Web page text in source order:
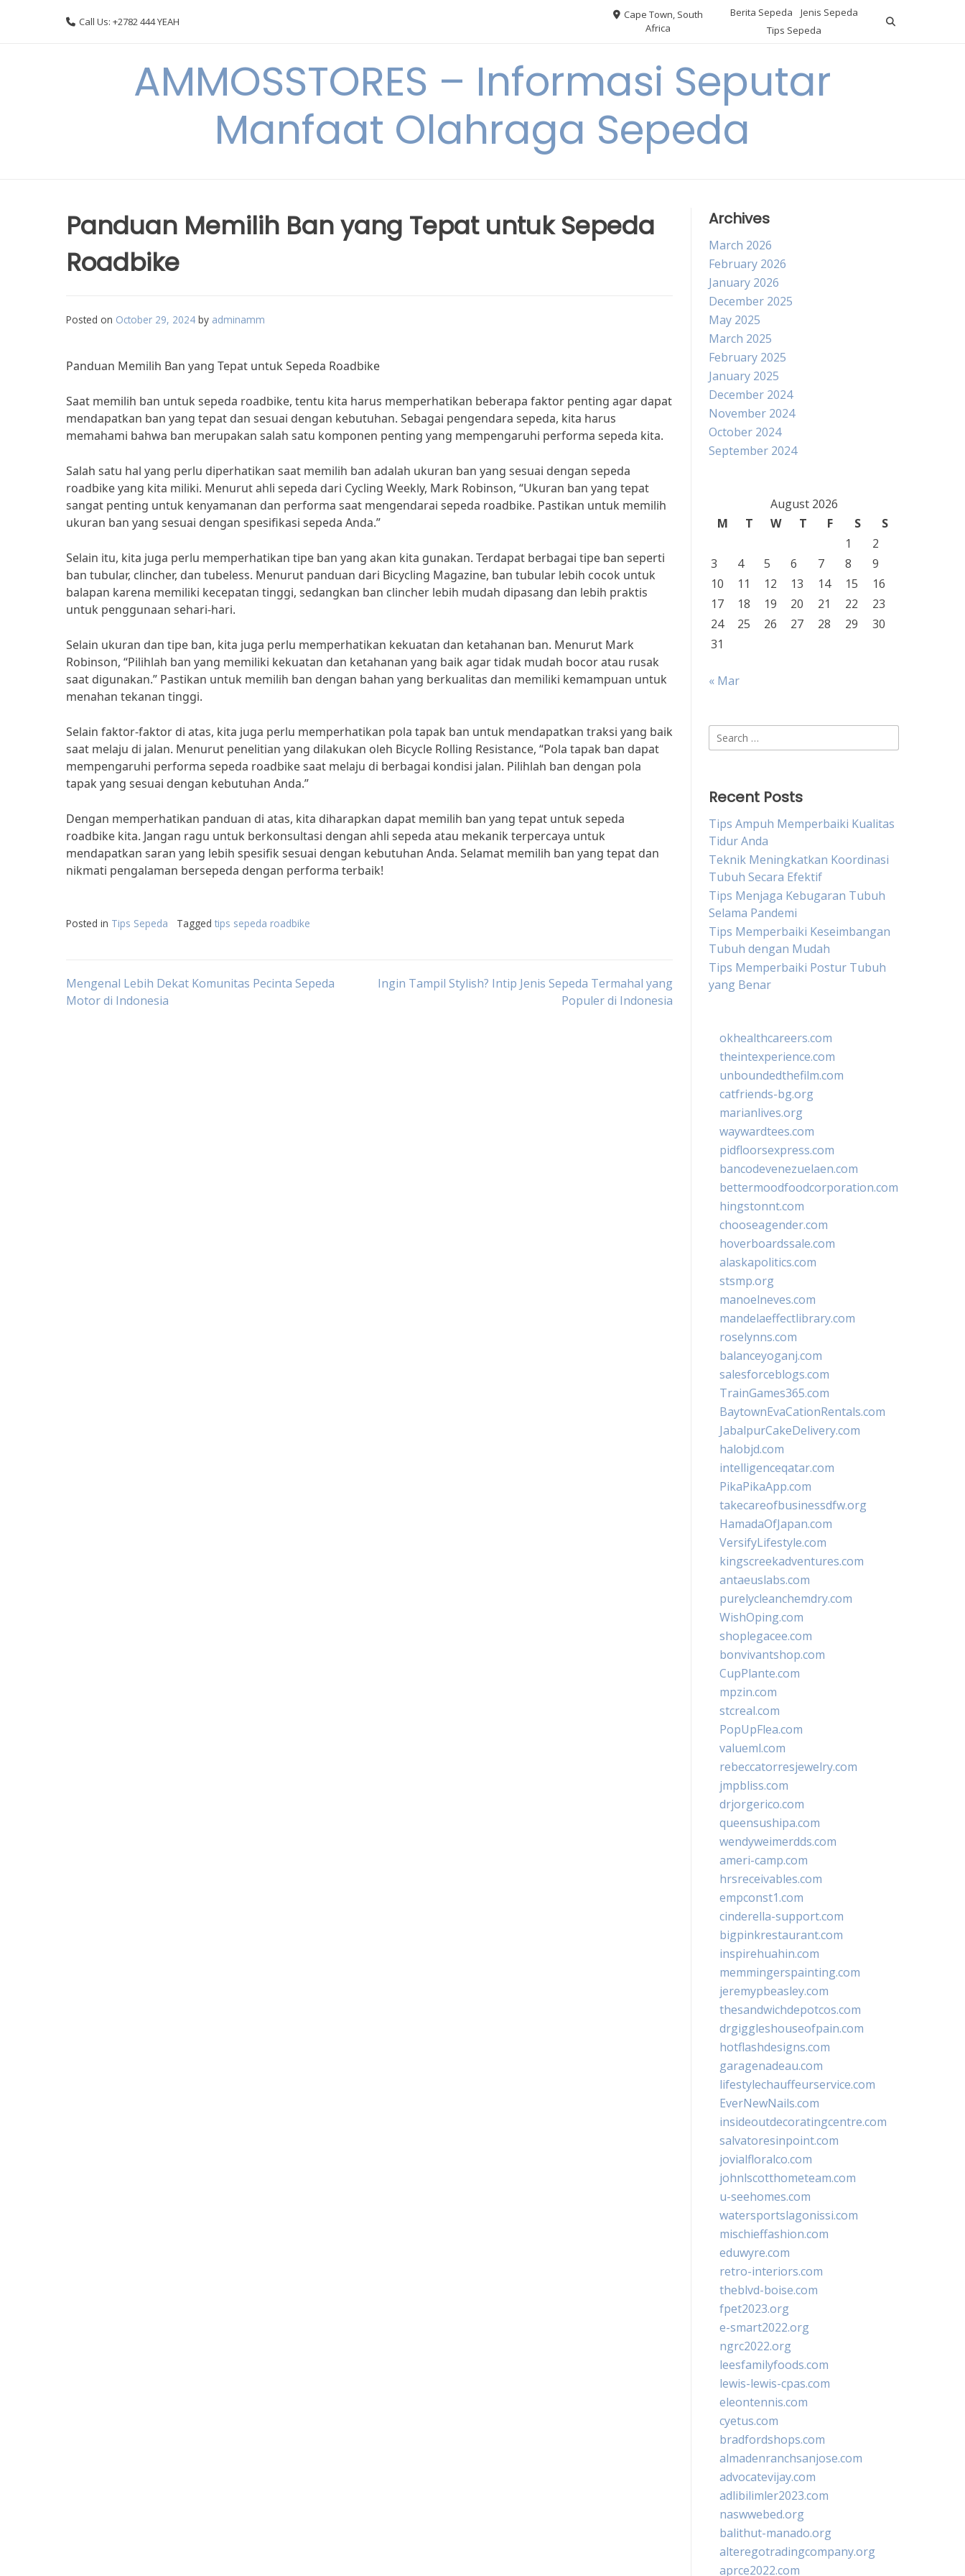
Call Us: +2782 444 YEAH
Cape Town, South
Africa
Berita Sepeda
Jenis Sepeda
Tips Sepeda
AMMOSSTORES – Informasi Seputar
Manfaat Olahraga Sepeda
Panduan Memilih Ban yang Tepat untuk Sepeda
Roadbike
Posted on October 29, 2024 by adminamm
Panduan Memilih Ban yang Tepat untuk Sepeda Roadbike
Saat memilih ban untuk sepeda roadbike, tentu kita harus memperhatikan beberapa faktor penting agar dapat
mendapatkan ban yang tepat dan sesuai dengan kebutuhan. Sebagai pengendara sepeda, kita harus
memahami bahwa ban merupakan salah satu komponen penting yang mempengaruhi performa sepeda kita.
Salah satu hal yang perlu diperhatikan saat memilih ban adalah ukuran ban yang sesuai dengan sepeda
roadbike yang kita miliki. Menurut ahli sepeda dari Cycling Weekly, Mark Robinson, “Ukuran ban yang tepat
sangat penting untuk kenyamanan dan performa saat mengendarai sepeda roadbike. Pastikan untuk memilih
ukuran ban yang sesuai dengan spesifikasi sepeda Anda.”
Selain itu, kita juga perlu memperhatikan tipe ban yang akan kita gunakan. Terdapat berbagai tipe ban seperti
ban tubular, clincher, dan tubeless. Menurut panduan dari Bicycling Magazine, ban tubular lebih cocok untuk
balapan karena memiliki kecepatan tinggi, sedangkan ban clincher lebih mudah dipasang dan lebih praktis
untuk penggunaan sehari-hari.
Selain ukuran dan tipe ban, kita juga perlu memperhatikan kekuatan dan ketahanan ban. Menurut Mark
Robinson, “Pilihlah ban yang memiliki kekuatan dan ketahanan yang baik agar tidak mudah bocor atau rusak
saat digunakan.” Pastikan untuk memilih ban dengan bahan yang berkualitas dan memiliki kemampuan untuk
menahan tekanan tinggi.
Selain faktor-faktor di atas, kita juga perlu memperhatikan pola tapak ban untuk mendapatkan traksi yang baik
saat melaju di jalan. Menurut penelitian yang dilakukan oleh Bicycle Rolling Resistance, “Pola tapak ban dapat
mempengaruhi performa sepeda roadbike saat melaju di berbagai kondisi jalan. Pilihlah ban dengan pola
tapak yang sesuai dengan kebutuhan Anda.”
Dengan memperhatikan panduan di atas, kita diharapkan dapat memilih ban yang tepat untuk sepeda
roadbike kita. Jangan ragu untuk berkonsultasi dengan ahli sepeda atau mekanik terpercaya untuk
mendapatkan saran yang lebih spesifik sesuai dengan kebutuhan Anda. Selamat memilih ban yang tepat dan
nikmati pengalaman bersepeda dengan performa terbaik!
Posted in Tips Sepeda Tagged tips sepeda roadbike
Post
Mengenal Lebih Dekat Komunitas Pecinta Sepeda
Motor di Indonesia
Ingin Tampil Stylish? Intip Jenis Sepeda Termahal yang
Populer di Indonesia
Archives
March 2026
February 2026
January 2026
December 2025
May 2025
March 2025
February 2025
January 2025
December 2024
November 2024
October 2024
September 2024
August 2026
M
T W T F S
S
1
2
3
4 5 6 7 8
9
10
11 12 13 14 15
16
17
18 19 20 21 22
23
24
25 26 27 28 29
30
31
« Mar
Search
for:
Recent Posts
Tips Ampuh Memperbaiki Kualitas
Tidur Anda
Teknik Meningkatkan Koordinasi
Tubuh Secara Efektif
Tips Menjaga Kebugaran Tubuh
Selama Pandemi
Tips Memperbaiki Keseimbangan
Tubuh dengan Mudah
Tips Memperbaiki Postur Tubuh
yang Benar
okhealthcareers.com
theintexperience.com
unboundedthefilm.com
catfriends-bg.org
marianlives.org
waywardtees.com
pidfloorsexpress.com
bancodevenezuelaen.com
bettermoodfoodcorporation.com
hingstonnt.com
chooseagender.com
hoverboardssale.com
alaskapolitics.com
stsmp.org
manoelneves.com
mandelaeffectlibrary.com
roselynns.com
balanceyoganj.com
salesforceblogs.com
TrainGames365.com
BaytownEvaCationRentals.com
JabalpurCakeDelivery.com
halobjd.com
intelligenceqatar.com
PikaPikaApp.com
takecareofbusinessdfw.org
HamadaOfJapan.com
VersifyLifestyle.com
kingscreekadventures.com
antaeuslabs.com
purelycleanchemdry.com
WishOping.com
shoplegacee.com
bonvivantshop.com
CupPlante.com
mpzin.com
stcreal.com
PopUpFlea.com
valueml.com
rebeccatorresjewelry.com
jmpbliss.com
drjorgerico.com
queensushipa.com
wendyweimerdds.com
ameri-camp.com
hrsreceivables.com
empconst1.com
cinderella-support.com
bigpinkrestaurant.com
inspirehuahin.com
memmingerspainting.com
jeremypbeasley.com
thesandwichdepotcos.com
drgiggleshouseofpain.com
hotflashdesigns.com
garagenadeau.com
lifestylechauffeurservice.com
EverNewNails.com
insideoutdecoratingcentre.com
salvatoresinpoint.com
jovialfloralco.com
johnlscotthometeam.com
u-seehomes.com
watersportslagonissi.com
mischieffashion.com
eduwyre.com
retro-interiors.com
theblvd-boise.com
fpet2023.org
e-smart2022.org
ngrc2022.org
leesfamilyfoods.com
lewis-lewis-cpas.com
eleontennis.com
cyetus.com
bradfordshops.com
almadenranchsanjose.com
advocatevijay.com
adlibilimler2023.com
naswwebed.org
balithut-manado.org
alteregotradingcompany.org
aprce2022.com